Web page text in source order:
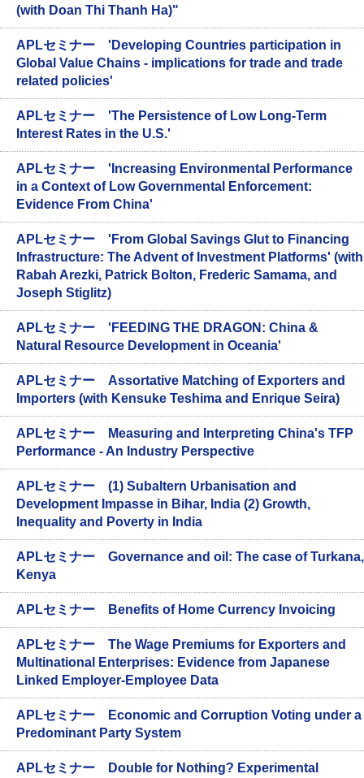
(with Doan Thi Thanh Ha)"
APLセミナー 'Developing Countries participation in
Global Value Chains - implications for trade and trade
related policies'
APLセミナー 'The Persistence of Low Long-Term
Interest Rates in the U.S.'
APLセミナー 'Increasing Environmental Performance
in a Context of Low Governmental Enforcement:
Evidence From China'
APLセミナー 'From Global Savings Glut to Financing
Infrastructure: The Advent of Investment Platforms' (with
Rabah Arezki, Patrick Bolton, Frederic Samama, and
Joseph Stiglitz)
APLセミナー 'FEEDING THE DRAGON: China &
Natural Resource Development in Oceania'
APLセミナー Assortative Matching of Exporters and
Importers (with Kensuke Teshima and Enrique Seira)
APLセミナー Measuring and Interpreting China's TFP
Performance - An Industry Perspective
APLセミナー (1) Subaltern Urbanisation and
Development Impasse in Bihar, India (2) Growth,
Inequality and Poverty in India
APLセミナー Governance and oil: The case of Turkana,
Kenya
APLセミナー Benefits of Home Currency Invoicing
APLセミナー The Wage Premiums for Exporters and
Multinational Enterprises: Evidence from Japanese
Linked Employer-Employee Data
APLセミナー Economic and Corruption Voting under a
Predominant Party System
APLセミナー Double for Nothing? Experimental